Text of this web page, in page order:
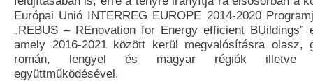
Európai Unió INTERREG EUROPE 2014-2020
„REBUS – REnovation for Energy efficient BUildings”
amely 2016-2021 között kerül megvalósításra olasz,
román, lengyel és magyar régiók illetve
együttműködésével.